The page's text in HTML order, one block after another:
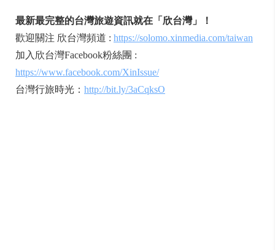
最新最完整的台灣旅遊資訊就在「欣台灣」！
歡迎關注 欣台灣頻道 : https://solomo.xinmedia.com/taiwan
加入欣台灣Facebook粉絲團 :
https://www.facebook.com/XinIssue/
台灣行旅時光： http://bit.ly/3aCqksO